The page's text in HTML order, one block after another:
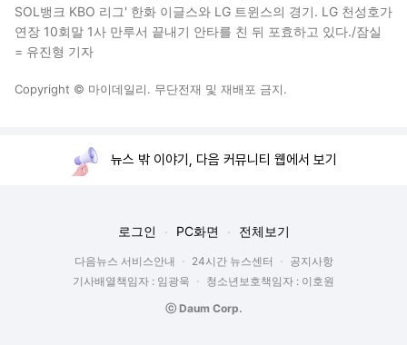
SOL뱅크 KBO 리그' 한화 이글스와 LG 트윈스의 경기. LG 천성호가
연장 10회말 1사 만루서 끝내기 안타를 친 뒤 포효하고 있다./잠실
= 유진형 기자
Copyright © 마이데일리. 무단전재 및 재배포 금지.
뉴스 밖 이야기, 다음 커뮤니티 웹에서 보기
로그인 PC화면 전체보기
다음뉴스 서비스안내 24시간 뉴스센터
공지사항
기사배열책임자 : 임광욱
청소년보호책임자 : 이호원
ⓒ Daum Corp.